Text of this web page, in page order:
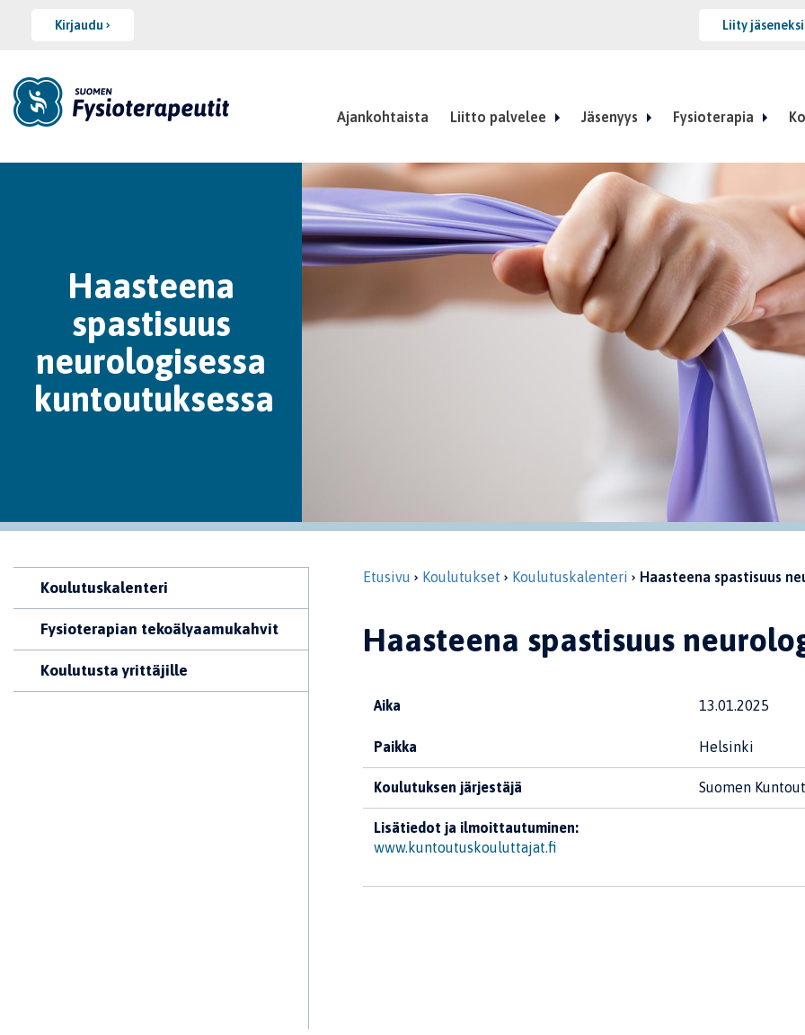
Kirjaudu Liity jäseneksi
Ajankohtaista Liitto palvelee Jäsenyys Fysioterapia
Haasteena
spastisuus
neurologisessa
kuntoutuksessa
Koulutuskalenteri
Fysioterapian tekoälyaamukahvit
Koulutusta yrittäjille
Etusivu Koulutukset Koulutuskalenteri Haasteena spastisuus
Haasteena spastisuus
Aika 13.01.2025
Paikka Helsinki
Koulutuksen järjestäjä Suomen
Lisätiedot ja ilmoittautuminen:
www.kuntoutuskouluttajat.fi